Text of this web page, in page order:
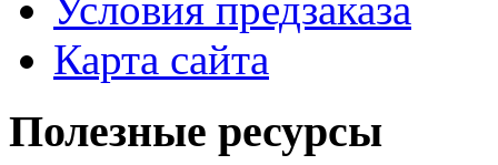
Условия предзаказа
Карта сайта
Полезные ресурсы